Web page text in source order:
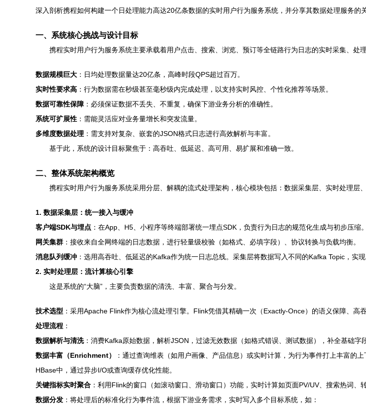
深入剖析携程如何构建一个日处理能力高达20亿条数据的实时用户行为服务系统，并分享其数据处理服务的
一、系统核心挑战与设计目标
携程实时用户行为服务系统主要承载着用户点击、搜索、浏览、预订等全链路行为日志的实时采集、处
数据规模巨大 ：日均处理数据量达20亿条，高峰时段QPS超过百万。
实时性要求高 ：行为数据需在秒级甚至毫秒级内完成处理，以支持实时风控、个性化推荐等场景。
数据可靠性保障 ：必须保证数据不丢失、不重复，确保下游业务分析的准确性。
系统可扩展性 ：需能灵活应对业务量增长和突发流量。
多维度数据处理 ：需支持对复杂、嵌套的JSON格式日志进行高效解析与丰富。
基于此，系统的设计目标聚焦于：高吞吐、低延迟、高可用、易扩展和准确一致。
二、整体系统架构概览
携程实时用户行为服务系统采用分层、解耦的流式处理架构，核心模块包括：数据采集层、实时处理层
1. 数据采集层：统一接入与缓冲
客户端SDK与埋点 ：在App、H5、小程序等终端部署统一埋点SDK，负责行为日志的规范化生成与初步压缩。
网关集群 ：接收来自全网终端的日志数据，进行轻量级校验（如格式、必填字段）、协议转换与负载均衡。
消息队列缓冲 ：选用高吞吐、低延迟的Kafka作为统一日志总线。采集层将数据写入不同的Kafka Topic，实
2. 实时处理层：流计算核心引擎
这是系统的“大脑”，主要负责数据的清洗、丰富、聚合与分发。
技术选型 ：采用Apache Flink作为核心流处理引擎。Flink凭借其精确一次（Exactly-Once）的语义保障、高
处理流程 ：
数据解析与清洗：消费Kafka原始数据，解析JSON，过滤无效数据（如格式错误、测试数据），补全基础字段
数据丰富（Enrichment）
：通过查询维表（如用户画像、产品信息）或实时计算，为行为事件打上丰富的
HBase中，通过异步I/O或查询缓存优化性能。
关键指标实时聚合 ：利用Flink的窗口（如滚动窗口、滑动窗口）功能，实时计算如页面PV/UV、搜索热词
数据分发 ：将处理后的标准化行为事件流，根据下游业务需求，实时写入多个目标系统，如：